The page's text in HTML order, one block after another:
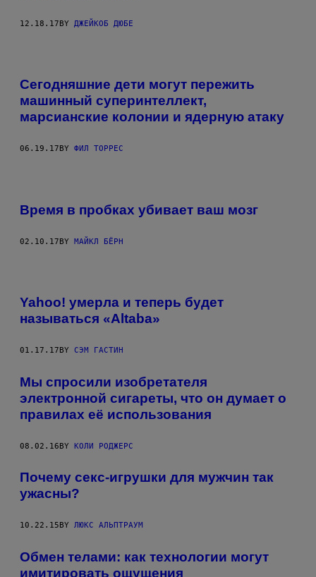
12.18.17BY ДЖЕЙКОБ ДЮБЕ
Сегодняшние дети могут пережить
машинный суперинтеллект,
марсианские колонии и ядерную атаку
06.19.17 BY ФИЛ ТОРРЕС
Время в пробках убивает ваш мозг
02.10.17BY МАЙКЛ БЁРН
Yahoo! умерла и теперь будет
называться «Altaba»
01.17.17 BY СЭМ ГАСТИН
Мы спросили изобретателя
электронной сигареты, что он думает о
правилах её использования
08.02.16BY КОЛИ РОДЖЕРС
Почему секс-игрушки для мужчин так
ужасны?
10.22.15 BY ЛЮКС АЛЬПТРАУМ
Обмен телами: как технологии могут
имитировать ощущения